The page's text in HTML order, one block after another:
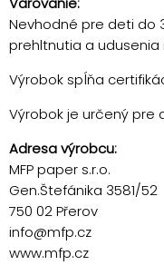
Nevhodné pre deti do
prehltnutia a
Výrobok spĺňa
Výrobok je určený pre
Adresa výrobcu:
MFP paper s.r.o.
Gen.Štefánika 3581/52
750 02 Přerov
info@mfp.cz
www.mfp.cz